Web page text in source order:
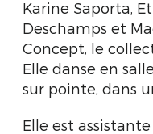
Karine Saporta,
Deschamps et
Concept, le
Elle danse en
sur pointe, dans
Elle est